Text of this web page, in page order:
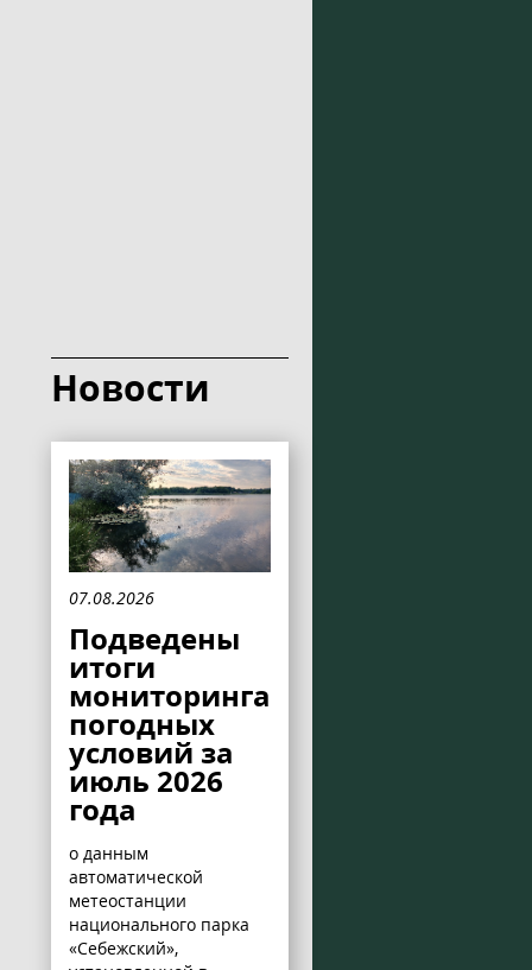
Новости
07.08.2026
Подведены
итоги
мониторинга
погодных
условий за
июль 2026
года
о данным
автоматической
метеостанции
национального парка
«Себежский»,